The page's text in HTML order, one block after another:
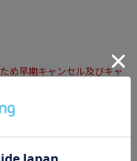
め早期キャンセル及びキャ